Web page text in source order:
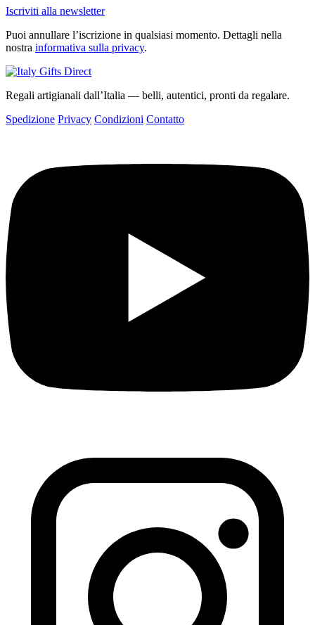
Iscriviti alla newsletter
Puoi annullare l’iscrizione in qualsiasi momento. Dettagli nella
nostra informativa sulla privacy.
Regali artigianali dall’Italia — belli, autentici, pronti da regalare.
Spedizione Privacy Condizioni Contatto